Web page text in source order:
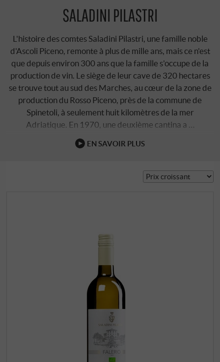
SALADINI PILASTRI
L'histoire des comtes Saladini Pilastri, une famille noble
d'Ascoli Piceno, remonte à plus de mille ans, mais ce n'est
que depuis environ 300 ans que la famille s'occupe de la
production de vin. Le siège de leur cave de 320 hectares
se trouve tout au sud des Marches, au cœur de la zone de
production du Rosso Piceno, près de la commune de
Spinetoli, à seulement huit kilomètres de la mer
Adriatique. En 1970, une deuxième cantina a …
EN SAVOIR PLUS